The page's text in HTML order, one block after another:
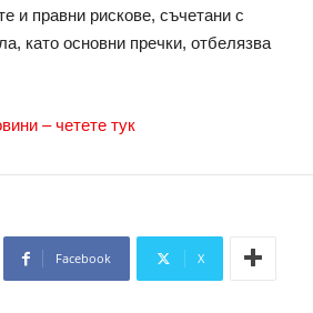
и правни рискове, съчетани с
като основни пречки, отбелязва
– четете тук
Facebook X